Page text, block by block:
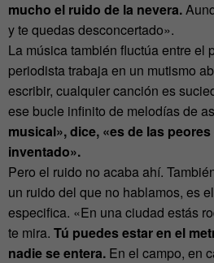
mucho el ruido de la nevera.
y te quedas desconcertado».
La música también fluctúa entre el
periodista trabaja en un mutismo
escribir, cualquier canción es
ese bucle infinito de melodías de
musical», dice, «es de las
inventado».
Pero el ruido no acaba ahí.
un ruido del que no hablamos, es
especifica. «En una ciudad estás
te mira. Tú puedes estar en el
nadie se entera. En el campo, en